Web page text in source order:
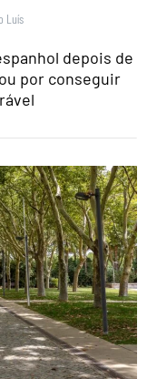
Luís
depois de
por conseguir